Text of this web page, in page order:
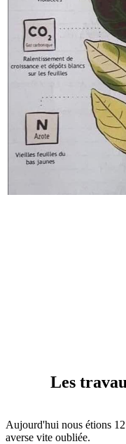
Les
Aujourd'hui nous étions
averse vite oubliée.